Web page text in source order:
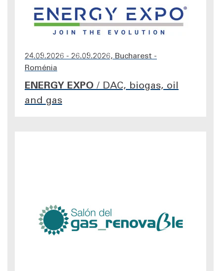
24.09.2026 - 26.09.2026, Bucharest -
Roménia
ENERGY EXPO / DAC, biogas, oil
and gas